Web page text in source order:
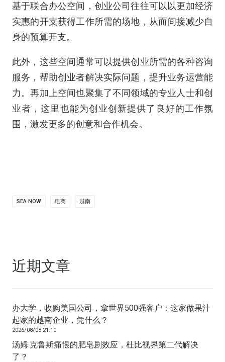
基于联合办公空间，创业公司往往可以以更加经济
实惠的开支获得工作所需的场地，从而间接减少自
身的预算开支。
此外，这些空间通常可以提供创业所需的各种咨询
服务，帮助创业者解决实际问题，提升业务运营能
力。再加上空间也聚集了不同领域的专业人士和创
业者，这里也能为创业创新提供了良好的工作氛
围，激发更多的创意和合作机会。
SEA NOW 电商 越南
近期文章
办大学，收购美国公司，拿世界500强客户：这家做果汁
起家的越南企业，凭什么？
2026/08/08 21:10
汤姆·克鲁斯痛恨的肥皂剧效应，杜比视界第二代解决
了？